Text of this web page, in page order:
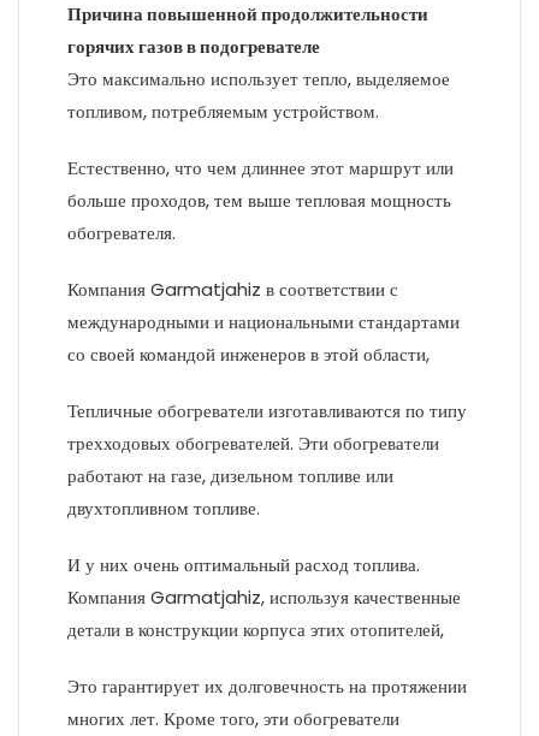
Причина повышенной продолжительности
горячих газов в подогревателе
Это максимально использует тепло, выделяемое
топливом, потребляемым устройством.
Естественно, что чем длиннее этот маршрут или
больше проходов, тем выше тепловая мощность
обогревателя.
Компания Garmatjahiz в соответствии с
международными и национальными стандартами
со своей командой инженеров в этой области,
Тепличные обогреватели изготавливаются по типу
трехходовых обогревателей. Эти обогреватели
работают на газе, дизельном топливе или
двухтопливном топливе.
И у них очень оптимальный расход топлива.
Компания Garmatjahiz, используя качественные
детали в конструкции корпуса этих отопителей,
Это гарантирует их долговечность на протяжении
многих лет. Кроме того, эти обогреватели